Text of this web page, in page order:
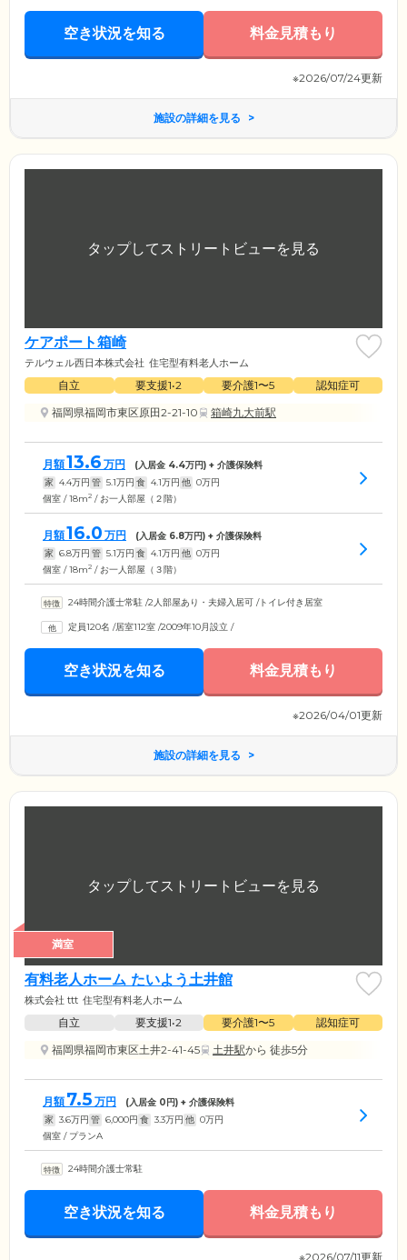
空き状況を知る 料金見積もり
※2026/07/24更新
施設の詳細を見る
ケアポート箱崎
テルウェル西日本株式会社 住宅型有料老人ホーム
自立 要支援1•2 要介護1〜5
認知症可
福岡県福岡市東区原田2-21-10
箱崎九大前駅
月額13.6 万円 (入居金 4.4万円) + 介護保険料
家 4.4万円 管 5.1万円 食 4.1万円 他 0万円
個室 / 18m2 / お一人部屋（２階）
月額16.0 万円 (入居金 6.8万円) + 介護保険料
家 6.8万円 管 5.1万円 食 4.1万円 他 0万円
個室 / 18m2 / お一人部屋（３階）
24時間介護士常駐 /2人部屋あり・夫婦入居可 /トイレ付き居室
定員120名 /居室112室 /2009年10月設立 /
空き状況を知る 料金見積もり
※2026/04/01更新
施設の詳細を見る
満室
有料老人ホーム たいよう土井館
株式会社 ttt 住宅型有料老人ホーム
自立 要支援1•2 要介護1〜5
認知症可
福岡県福岡市東区土井2-41-45
土井駅から 徒歩5分
月額 7.5 万円 (入居金 0円) + 介護保険料
家 3.6万円 管 6,000円 食 3.3万円 他 0万円
個室 / プランA
24時間介護士常駐
空き状況を知る 料金見積もり
※2026/07/11更新